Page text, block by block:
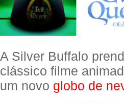
A Silver Buffalo
clássico filme
um novo globo de